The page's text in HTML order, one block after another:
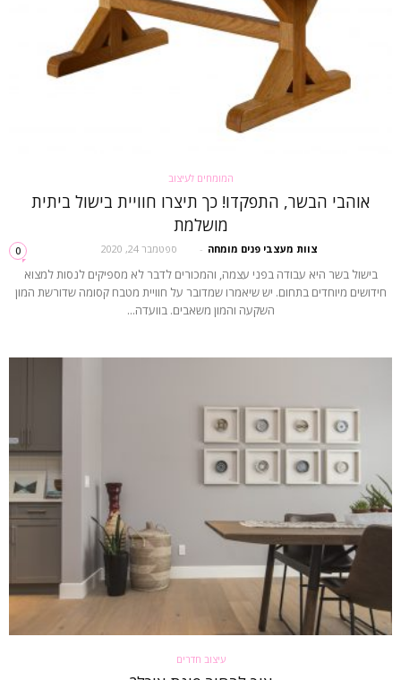
המומחים לעיצוב
אוהבי הבשר, התפקדו! כך תיצרו חוויית בישול ביתית
מושלמת
צוות מעצבי פנים מומחה - ספטמבר 24, 2020 0
בישול בשר היא עבודה בפני עצמה, והמכורים לדבר לא מספיקים לנסות למצוא
חידושים מיוחדים בתחום. יש שיאמרו שמדובר על חוויית מטבח קסומה שדורשת המון
השקעה והמון משאבים. בוועדה...
עיצוב חדרים